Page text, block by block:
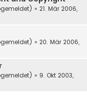
« 21. Mär 2006,
« 20. Mär 2006,
« 9. Okt 2003,